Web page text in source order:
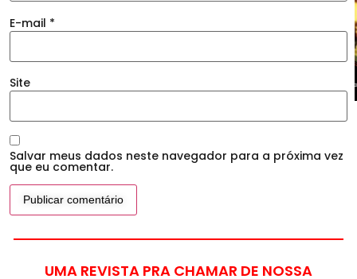
E-mail *
Site
Salvar meus dados neste navegador para a próxima vez
que eu comentar.
UMA REVISTA PRA CHAMAR DE NOSSA